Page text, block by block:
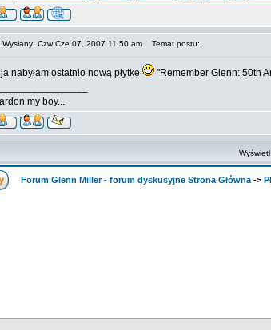
Wysłany: Czw Cze 07, 2007 11:50 am Temat postu:
nabyłam ostatnio nową płytkę
"Remember Glenn: 50th
my boy...
Forum Glenn Miller - forum dyskusyjne Strona Główna ->